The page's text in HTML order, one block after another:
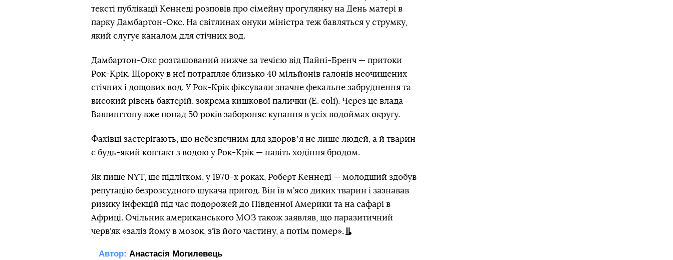
тексті публікації Кеннеді розповів про сімейну прогулянку на День матері в
парку Дамбартон-Окс. На світлинах онуки міністра теж бавляться у струмку,
який слугує каналом для стічних вод.
Дамбартон-Окс розташований нижче за течією від Пайні-Бренч — притоки
Рок-Крік. Щороку в неї потрапляє близько 40 мільйонів галонів неочищених
стічних і дощових вод. У Рок-Крік фіксували значне фекальне забруднення та
високий рівень бактерій, зокрема кишкової палички (E. coli). Через це влада
Вашингтону вже понад 50 років забороняє купання в усіх водоймах округу.
Фахівці застерігають, що небезпечним для здоровʼя не лише людей, а й тварин
є будь-який контакт з водою у Рок-Крік — навіть ходіння бродом.
Як пише NYT, ще підлітком, у 1970-х роках, Роберт Кеннеді — молодший здобув
репутацію безрозсудного шукача пригод. Він їв м’ясо диких тварин і зазнавав
ризику інфекцій під час подорожей до Південної Америки та на сафарі в
Африці. Очільник американського МОЗ також заявляв, що паразитичний
черв’як «заліз йому в мозок, з’їв його частину, а потім помер».
Автор: Анастасія Могилевець